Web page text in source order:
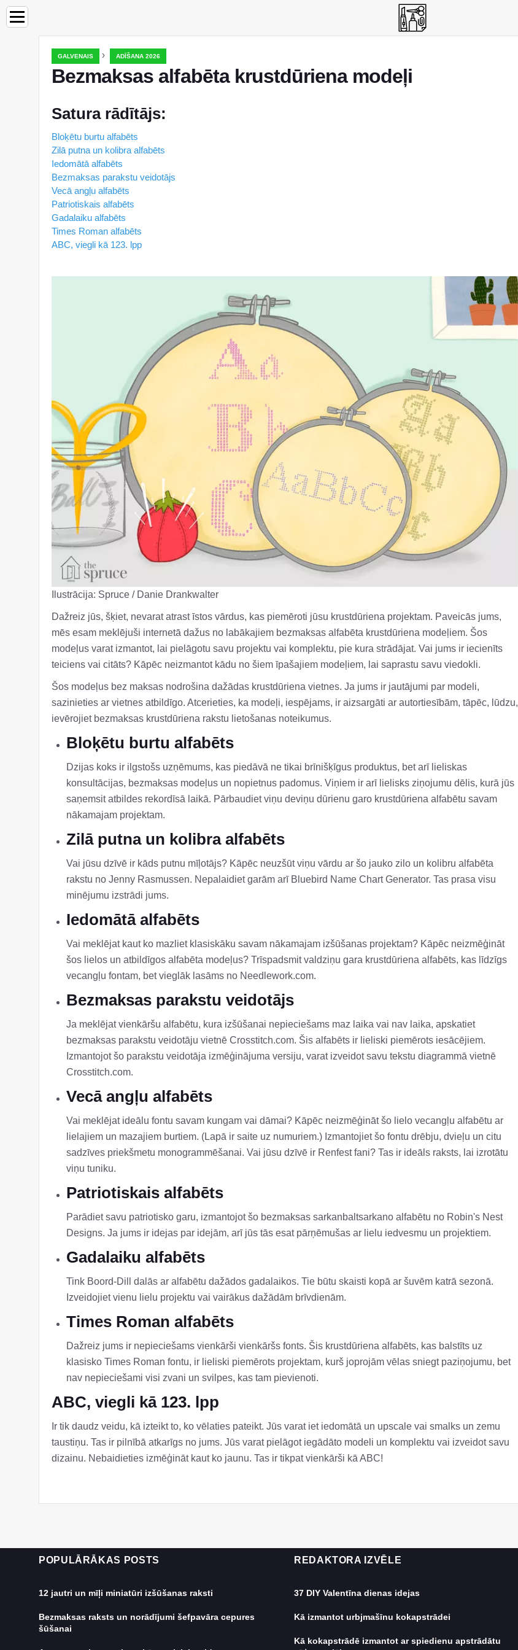
GALVENAIS › ADĪŠANA 2026
Bezmaksas alfabēta krustdūriena modeļi
Satura rādītājs:
Bloķētu burtu alfabēts
Zilā putna un kolibra alfabēts
Iedomātā alfabēts
Bezmaksas parakstu veidotājs
Vecā angļu alfabēts
Patriotiskais alfabēts
Gadalaiku alfabēts
Times Roman alfabēts
ABC, viegli kā 123. lpp
Ilustrācija: Spruce / Danie Drankwalter
Dažreiz jūs, šķiet, nevarat atrast īstos vārdus, kas piemēroti jūsu krustdūriena projektam. Paveicās jums,
mēs esam meklējuši internetā dažus no labākajiem bezmaksas alfabēta krustdūriena modeļiem. Šos
modeļus varat izmantot, lai pielāgotu savu projektu vai komplektu, pie kura strādājat. Vai jums ir iecienīts
teiciens vai citāts? Kāpēc neizmantot kādu no šiem īpašajiem modeļiem, lai saprastu savu viedokli.
Šos modeļus bez maksas nodrošina dažādas krustdūriena vietnes. Ja jums ir jautājumi par modeli,
sazinieties ar vietnes atbildīgo. Atcerieties, ka modeļi, iespējams, ir aizsargāti ar autortiesībām, tāpēc, lūdzu,
ievērojiet bezmaksas krustdūriena rakstu lietošanas noteikumus.
Bloķētu burtu alfabēts
Dzijas koks ir ilgstošs uzņēmums, kas piedāvā ne tikai brīnišķīgus produktus, bet arī lieliskas
konsultācijas, bezmaksas modeļus un nopietnus padomus. Viņiem ir arī lielisks ziņojumu dēlis, kurā jūs
saņemsit atbildes rekordīsā laikā. Pārbaudiet viņu deviņu dūrienu garo krustdūriena alfabētu savam
nākamajam projektam.
Zilā putna un kolibra alfabēts
Vai jūsu dzīvē ir kāds putnu mīļotājs? Kāpēc neuzšūt viņu vārdu ar šo jauko zilo un kolibru alfabēta
rakstu no Jenny Rasmussen. Nepalaidiet garām arī Bluebird Name Chart Generator. Tas prasa visu
minējumu izstrādi jums.
Iedomātā alfabēts
Vai meklējat kaut ko mazliet klasiskāku savam nākamajam izšūšanas projektam? Kāpēc neizmēģināt
šos lielos un atbildīgos alfabēta modeļus? Trīspadsmit valdziņu gara krustdūriena alfabēts, kas līdzīgs
vecangļu fontam, bet vieglāk lasāms no Needlework.com.
Bezmaksas parakstu veidotājs
Ja meklējat vienkāršu alfabētu, kura izšūšanai nepieciešams maz laika vai nav laika, apskatiet
bezmaksas parakstu veidotāju vietnē Crosstitch.com. Šis alfabēts ir lieliski piemērots iesācējiem.
Izmantojot šo parakstu veidotāja izmēģinājuma versiju, varat izveidot savu tekstu diagrammā vietnē
Crosstitch.com.
Vecā angļu alfabēts
Vai meklējat ideālu fontu savam kungam vai dāmai? Kāpēc neizmēģināt šo lielo vecangļu alfabētu ar
lielajiem un mazajiem burtiem. (Lapā ir saite uz numuriem.) Izmantojiet šo fontu drēbju, dvieļu un citu
sadzīves priekšmetu monogrammēšanai. Vai jūsu dzīvē ir Renfest fani? Tas ir ideāls raksts, lai izrotātu
viņu tuniku.
Patriotiskais alfabēts
Parādiet savu patriotisko garu, izmantojot šo bezmaksas sarkanbaltsarkano alfabētu no Robin's Nest
Designs. Ja jums ir idejas par idejām, arī jūs tās esat pārņēmušas ar lielu iedvesmu un projektiem.
Gadalaiku alfabēts
Tink Boord-Dill dalās ar alfabētu dažādos gadalaikos. Tie būtu skaisti kopā ar šuvēm katrā sezonā.
Izveidojiet vienu lielu projektu vai vairākus dažādām brīvdienām.
Times Roman alfabēts
Dažreiz jums ir nepieciešams vienkārši vienkāršs fonts. Šis krustdūriena alfabēts, kas balstīts uz
klasisko Times Roman fontu, ir lieliski piemērots projektam, kurš joprojām vēlas sniegt paziņojumu, bet
nav nepieciešami visi zvani un svilpes, kas tam pievienoti.
ABC, viegli kā 123. lpp
Ir tik daudz veidu, kā izteikt to, ko vēlaties pateikt. Jūs varat iet iedomātā un upscale vai smalks un zemu
taustiņu. Tas ir pilnībā atkarīgs no jums. Jūs varat pielāgot iegādāto modeli un komplektu vai izveidot savu
dizainu. Nebaidieties izmēģināt kaut ko jaunu. Tas ir tikpat vienkārši kā ABC!
POPULĀRĀKAS POSTS
12 jautri un mīļi miniatūri izšūšanas raksti
Bezmaksas raksts un norādījumi šefpavāra cepures
šūšanai
REDAKTORA IZVĒLE
37 DIY Valentīna dienas idejas
Kā izmantot urbjmašīnu kokapstrādei
Kā kokapstrādē izmantot ar spiedienu apstrādātu